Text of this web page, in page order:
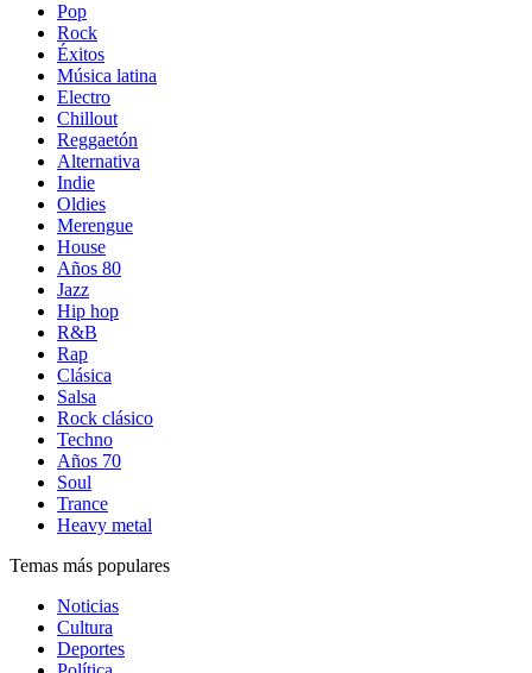
Pop
Rock
Éxitos
Música latina
Electro
Chillout
Reggaetón
Alternativa
Indie
Oldies
Merengue
House
Años 80
Jazz
Hip hop
R&B
Rap
Clásica
Salsa
Rock clásico
Techno
Años 70
Soul
Trance
Heavy metal
Temas más populares
Noticias
Cultura
Deportes